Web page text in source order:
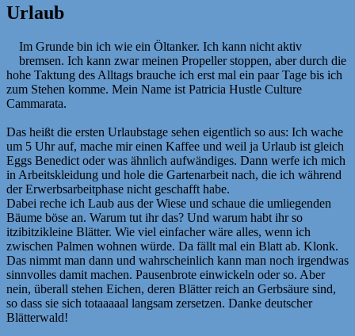
Urlaub
Im Grunde bin ich wie ein Öltanker. Ich kann nicht aktiv
bremsen. Ich kann zwar meinen Propeller stoppen, aber durch die
hohe Taktung des Alltags brauche ich erst mal ein paar Tage bis ich
zum Stehen komme. Mein Name ist Patricia Hustle Culture
Cammarata.
Das heißt die ersten Urlaubstage sehen eigentlich so aus: Ich wache
um 5 Uhr auf, mache mir einen Kaffee und weil ja Urlaub ist gleich
Eggs Benedict oder was ähnlich aufwändiges. Dann werfe ich mich
in Arbeitskleidung und hole die Gartenarbeit nach, die ich während
der Erwerbsarbeitphase nicht geschafft habe.
Dabei reche ich Laub aus der Wiese und schaue die umliegenden
Bäume böse an. Warum tut ihr das? Und warum habt ihr so
itzibitzikleine Blätter. Wie viel einfacher wäre alles, wenn ich
zwischen Palmen wohnen würde. Da fällt mal ein Blatt ab. Klonk.
Das nimmt man dann und wahrscheinlich kann man noch irgendwas
sinnvolles damit machen. Pausenbrote einwickeln oder so. Aber
nein, überall stehen Eichen, deren Blätter reich an Gerbsäure sind,
so dass sie sich totaaaaal langsam zersetzen. Danke deutscher
Blätterwald!